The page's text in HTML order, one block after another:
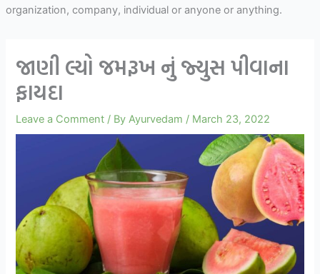
organization, company, individual or anyone or anything.
જાણી લ્યો જમરૂખ નું જ્યુસ પીવાના
ફાયદા
Leave a Comment / ByAyurvedam / March 23, 2022